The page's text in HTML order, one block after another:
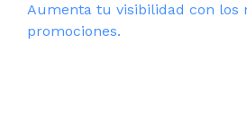
Aumenta tu visibilidad con los
promociones.